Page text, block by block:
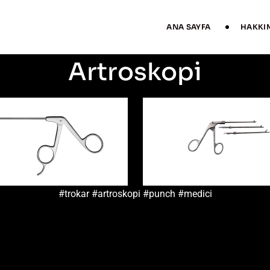
ANA SAYFA
Artroskopi
#trokar #artroskopi #punch #medici